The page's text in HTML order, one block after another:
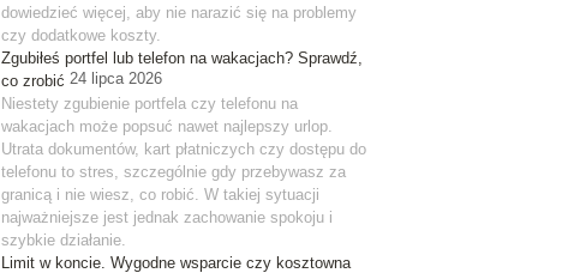
dowiedzieć więcej, aby nie narazić się na problemy
czy dodatkowe koszty.
Zgubiłeś portfel lub telefon na wakacjach? Sprawdź,
co zrobić 24 lipca 2026
Niestety zgubienie portfela czy telefonu na
wakacjach może popsuć nawet najlepszy urlop.
Utrata dokumentów, kart płatniczych czy dostępu do
telefonu to stres, szczególnie gdy przebywasz za
granicą i nie wiesz, co robić. W takiej sytuacji
najważniejsze jest jednak zachowanie spokoju i
szybkie działanie.
Limit w koncie. Wygodne wsparcie czy kosztowna